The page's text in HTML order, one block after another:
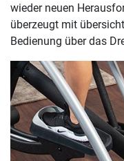
wieder neuen
überzeugt mit
Bedienung über das